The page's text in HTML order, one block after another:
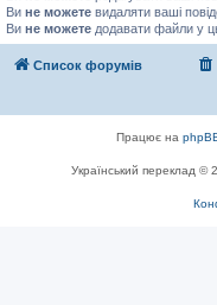
Ви не можете видаляти ваші
Ви не можете додавати файли у
Список форумів
Працює на
Український переклад ©